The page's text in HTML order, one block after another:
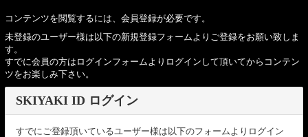
コンテンツを閲覧するには、会員登録が必要です。
未登録のユーザー様は以下の新規登録フォームよりご登録をお願い致しま
す。
すでに会員の方はログインフォームよりログインして頂いてからコンテン
ツをお楽しみ下さい。
SKIYAKI ID ログイン
すでにご登録頂いているユーザー様は以下のフォームよりログイン